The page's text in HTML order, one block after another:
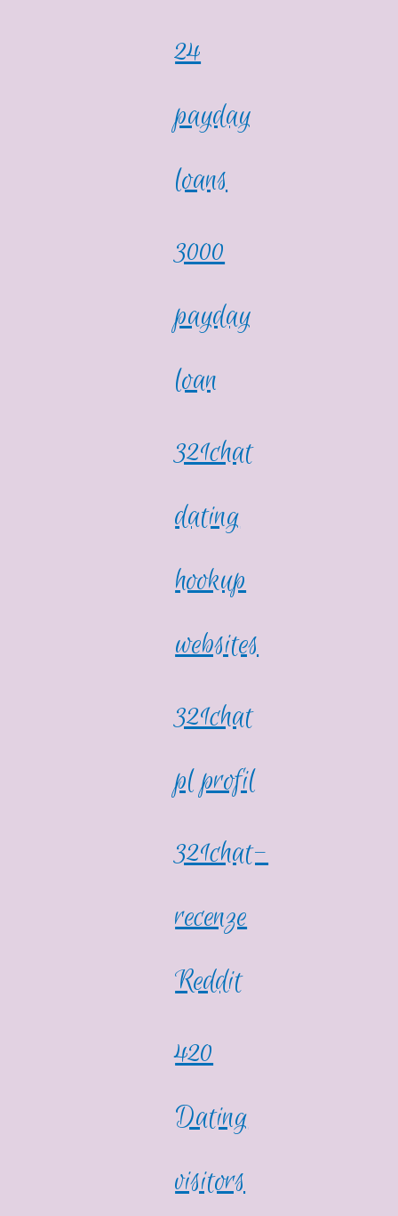
24
payday
loans
3000
payday
loan
321chat
dating
hookup
websites
321chat
pl profil
321chat-
recenze
Reddit
420
Dating
visitors